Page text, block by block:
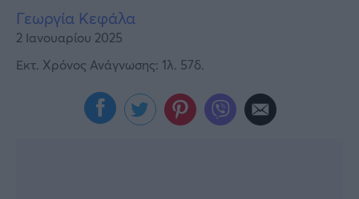
Γεωργία Κεφάλα
2 Ιανουαρίου 2025
Εκτ. Χρόνος Ανάγνωσης: 1λ. 57δ.